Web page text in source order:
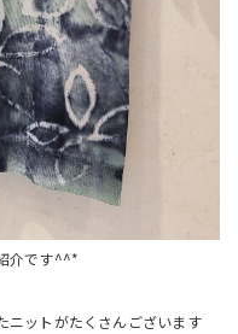
介です^^*
ニットがたくさんございます